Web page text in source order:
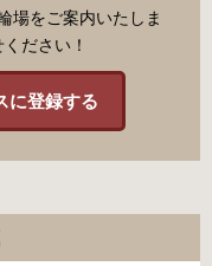
場をご案内いたしま
ださい！
に登録する